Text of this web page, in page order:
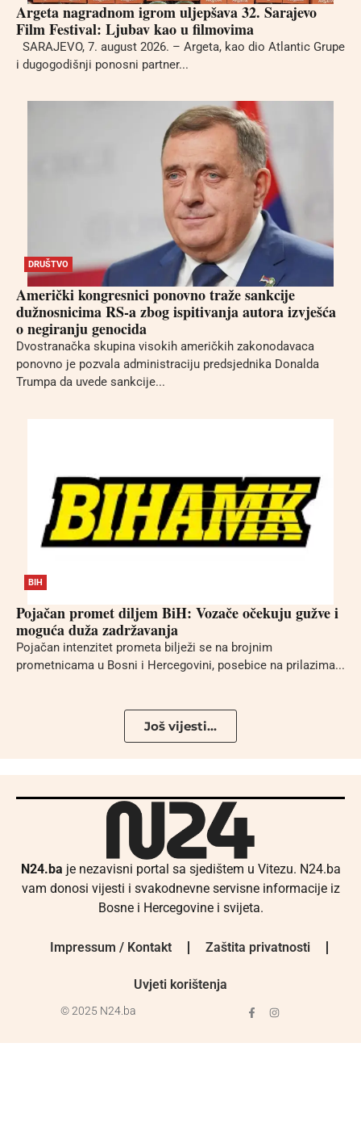
Argeta nagradnom igrom uljepšava 32. Sarajevo
Film Festival: Ljubav kao u filmovima
SARAJEVO, 7. august 2026. – Argeta, kao dio Atlantic Grupe
i dugogodišnji ponosni partner...
DRUŠTVO
Američki kongresnici ponovno traže sankcije
dužnosnicima RS-a zbog ispitivanja autora izvješća
o negiranju genocida
Dvostranačka skupina visokih američkih zakonodavaca
ponovno je pozvala administraciju predsjednika Donalda
Trumpa da uvede sankcije...
BIH
Pojačan promet diljem BiH: Vozače očekuju gužve i
moguća duža zadržavanja
Pojačan intenzitet prometa bilježi se na brojnim
prometnicama u Bosni i Hercegovini, posebice na prilazima...
Još vijesti...
N24.ba je nezavisni portal sa sjedištem u Vitezu. N24.ba
vam donosi vijesti i svakodnevne servisne informacije iz
Bosne i Hercegovine i svijeta.
Impressum / Kontakt Zaštita privatnosti
Uvjeti korištenja
© 2025 N24.ba